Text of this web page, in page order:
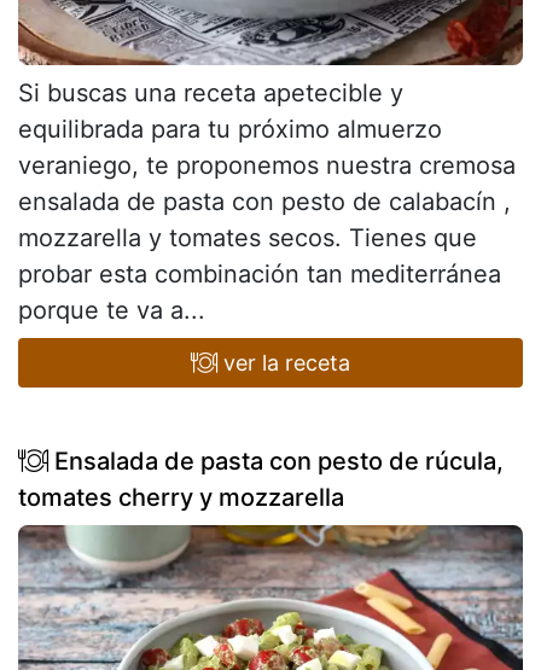
Si buscas una receta apetecible y
equilibrada para tu próximo almuerzo
veraniego, te proponemos nuestra cremosa
ensalada de pasta con pesto de calabacín ,
mozzarella y tomates secos. Tienes que
probar esta combinación tan mediterránea
porque te va a...
ver la receta
Ensalada de pasta con pesto de rúcula,
tomates cherry y mozzarella